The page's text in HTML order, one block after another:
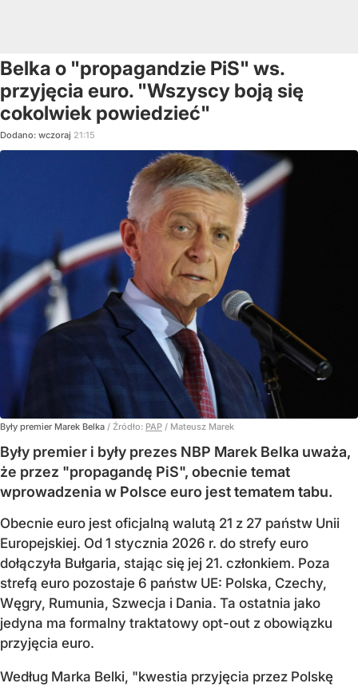
Belka o "propagandzie PiS" ws.
przyjęcia euro. "Wszyscy boją się
cokolwiek powiedzieć"
Dodano: wczoraj 21:15
Były premier Marek Belka / Źródło: PAP / Mateusz Marek
Były premier i były prezes NBP Marek Belka uważa,
że przez "propagandę PiS", obecnie temat
wprowadzenia w Polsce euro jest tematem tabu.
Obecnie euro jest oficjalną walutą 21 z 27 państw Unii
Europejskiej. Od 1 stycznia 2026 r. do strefy euro
dołączyła Bułgaria, stając się jej 21. członkiem. Poza
strefą euro pozostaje 6 państw UE: Polska, Czechy,
Węgry, Rumunia, Szwecja i Dania. Ta ostatnia jako
jedyna ma formalny traktatowy opt-out z obowiązku
przyjęcia euro.
Według Marka Belki, "kwestia przyjęcia przez Polskę